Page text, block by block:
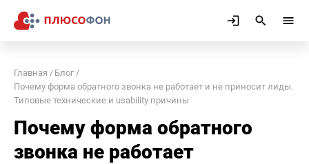
Главная
Блог
Почему форма обратного звонка не работает и не приносит лиды.
Типовые технические и usability причины
Почему форма обратного
звонка не работает